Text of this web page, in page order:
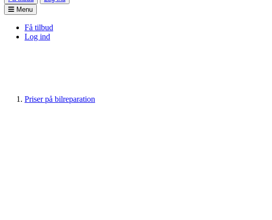
Menu
Få tilbud
Log ind
Priser på bilreparation